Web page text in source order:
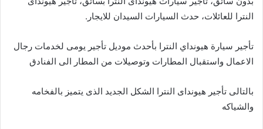
النترا للعائلات، حدث السيارات السيدان للايجار.
تأجير سيارة هيونداي النترا بأحدث موديل تأجير يومى لخدمات رجال
الاعمال واستقبال المطارات وتوصيلات من المطار الى الفنادق
بالتالى تأجير هيونداى النترا الشكل الجديد الذى يتميز بالفخامه
والشياكه